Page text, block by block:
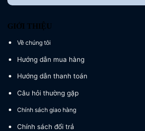
GIỚI THIỆU
Về chúng tôi
Hướng dẫn mua hàng
Hướng dẫn thanh toán
Câu hỏi thường gặp
Chính sách giao hàng
Chính sách đổi trả